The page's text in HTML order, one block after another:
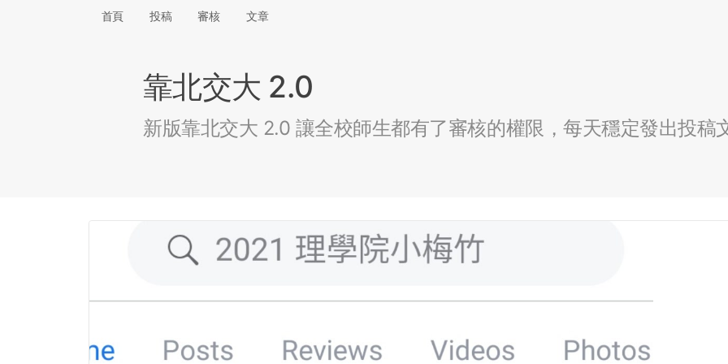
首頁 投稿 審核 文章
靠北交大 2.0
新版靠北交大 2.0 讓全校師生都有了審核的權限，每天穩定發出投稿